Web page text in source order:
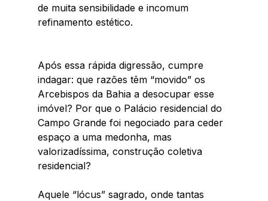
de muita sensibilidade e incomum
refinamento estético.
Após essa rápida digressão, cumpre
indagar: que razões têm “movido” os
Arcebispos da Bahia a desocupar esse
imóvel? Por que o Palácio residencial do
Campo Grande foi negociado para ceder
espaço a uma medonha, mas
valorizadíssima, construção coletiva
residencial?
Aquele “lócus” sagrado, onde tantas